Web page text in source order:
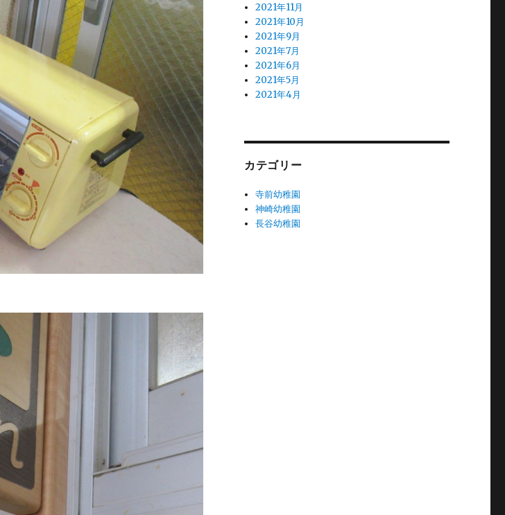
2021年11月
2021年10月
2021年9月
2021年7月
2021年6月
2021年5月
2021年4月
カテゴリー
寺前幼稚園
神崎幼稚園
長谷幼稚園